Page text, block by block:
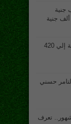
الزمالك بـ 63 ألف جنية
نادي الزهور يرفع سعر العضوية إلي 420
حسني
قانون الرياضة خلال ٣ شهور.. تعرف